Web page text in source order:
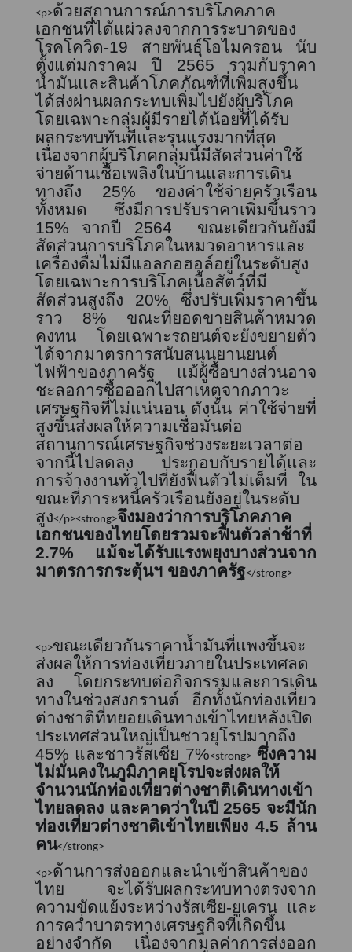
<p>ด้วยสถานการณ์การบริโภคภาค
เอกชนที่ได้แผ่วลงจากการระบาดของ
โรคโควิด-19 สายพันธุ์โอไมครอน นับ
ตั้งแต่มกราคม ปี 2565 รวมกับราคา
น้ำมันและสินค้าโภคภัณฑ์ที่เพิ่มสูงขึ้น
ได้ส่งผ่านผลกระทบเพิ่มไปยังผู้บริโภค
โดยเฉพาะกลุ่มผู้มีรายได้น้อยที่ได้รับ
ผลกระทบทันทีและรุนแรงมากที่สุด
เนื่องจากผู้บริโภคกลุ่มนี้มีสัดส่วนค่าใช้
จ่ายด้านเชื้อเพลิงในบ้านและการเดิน
ทางถึง 25% ของค่าใช้จ่ายครัวเรือน
ทั้งหมด ซึ่งมีการปรับราคาเพิ่มขึ้นราว
15% จากปี 2564
ขณะเดียวกันยังมี
สัดส่วนการบริโภคในหมวดอาหารและ
เครื่องดื่มไม่มีแอลกอฮอล์อยู่ในระดับสูง
โดยเฉพาะการบริโภคเนื้อสัตว์ที่มี
สัดส่วนสูงถึง 20% ซึ่งปรับเพิ่มราคาขึ้น
ราว 8% ขณะที่ยอดขายสินค้าหมวด
คงทน โดยเฉพาะรถยนต์จะยังขยายตัว
ได้จากมาตรการสนับสนุนยานยนต์
ไฟฟ้าของภาครัฐ แม้ผู้ซื้อบางส่วนอาจ
ชะลอการซื้อออกไปสาเหตุจากภาวะ
เศรษฐกิจที่ไม่แน่นอน ดังนั้น ค่าใช้จ่ายที่
สูงขึ้นส่งผลให้ความเชื่อมั่นต่อ
สถานการณ์เศรษฐกิจช่วงระยะเวลาต่อ
จากนี้ไปลดลง ประกอบกับรายได้และ
การจ้างงานทั่วไปที่ยังฟื้นตัวไม่เต็มที่ ใน
ขณะที่ภาระหนี้ครัวเรือนยังอยู่ในระดับ
สูง</p><strong>จึงมองว่าการบริโภคภาค
เอกชนของไทยโดยรวมจะฟื้นตัวล่าช้าที่
2.7% แม้จะได้รับแรงพยุงบางส่วนจาก
มาตรการกระตุ้นฯ ของภาครัฐ</strong>
<p>ขณะเดียวกันราคาน้ำมันที่แพงขึ้นจะ
ส่งผลให้การท่องเที่ยวภายในประเทศลด
ลง โดยกระทบต่อกิจกรรมและการเดิน
ทางในช่วงสงกรานต์ อีกทั้งนักท่องเที่ยว
ต่างชาติที่ทยอยเดินทางเข้าไทยหลังเปิด
ประเทศส่วนใหญ่เป็นชาวยุโรปมากถึง
45% และชาวรัสเซีย 7%<strong> ซึ่งความ
ไม่มั่นคงในภูมิภาคยุโรปจะส่งผลให้
จำนวนนักท่องเที่ยวต่างชาติเดินทางเข้า
ไทยลดลง และคาดว่าในปี 2565 จะมีนัก
ท่องเที่ยวต่างชาติเข้าไทยเพียง 4.5 ล้าน
คน</strong>
<p>ด้านการส่งออกและนำเข้าสินค้าของ
ไทย จะได้รับผลกระทบทางตรงจาก
ความขัดแย้งระหว่างรัสเซีย-ยูเครน และ
การคว่ำบาตรทางเศรษฐกิจที่เกิดขึ้น
อย่างจำกัด เนื่องจากมูลค่าการส่งออก